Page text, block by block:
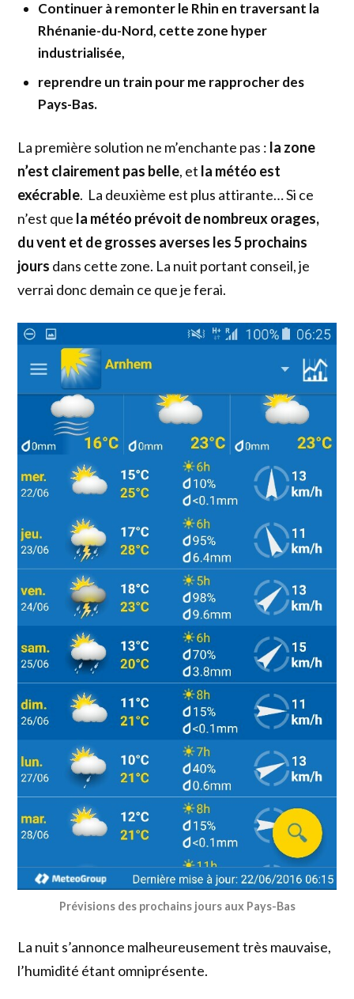
Continuer à remonter le Rhin en traversant la
Rhénanie-du-Nord, cette zone hyper
industrialisée,
reprendre un train pour me rapprocher des
Pays-Bas.
La première solution ne m’enchante pas : la zone
n’est clairement pas belle, et la météo est
exécrable. La deuxième est plus attirante… Si ce
n’est que la météo prévoit de nombreux orages,
du vent et de grosses averses les 5 prochains
jours dans cette zone. La nuit portant conseil, je
verrai donc demain ce que je ferai.
Prévisions des prochains jours aux Pays-Bas
La nuit s’annonce malheureusement très mauvaise,
l’humidité étant omniprésente.